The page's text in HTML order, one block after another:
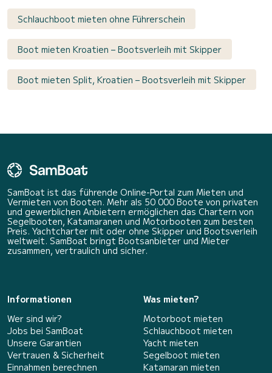
Schlauchboot mieten ohne Führerschein
Boot mieten Kroatien – Bootsverleih mit Skipper
Boot mieten Split, Kroatien – Bootsverleih mit Skipper
SamBoat ist das führende Online-Portal zum Mieten und
Vermieten von Booten. Mehr als 50 000 Boote von privaten
und gewerblichen Anbietern ermöglichen das Chartern von
Segelbooten, Katamaranen und Motorbooten zum besten
Preis. Yachtcharter mit oder ohne Skipper und Bootsverleih
weltweit. SamBoat bringt Bootsanbieter und Mieter
zusammen, vertraulich und sicher.
Informationen
Wer sind wir?
Jobs bei SamBoat
Unsere Garantien
Vertrauen & Sicherheit
Einnahmen berechnen
Was mieten?
Motorboot mieten
Schlauchboot mieten
Yacht mieten
Segelboot mieten
Katamaran mieten